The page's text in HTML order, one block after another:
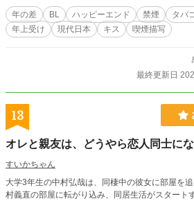
年の差 BL ハッピーエンド 禁煙 タバ
年上受け
現代日本 キス 喫煙描写
最終更新日
13
オレと親友は、どうやら恋人同士に
すいかちゃん
大学3年生の中村弘哉は、同棲中の彼女に部屋を
村義直の部屋に転がり込み、同居生活がスタート